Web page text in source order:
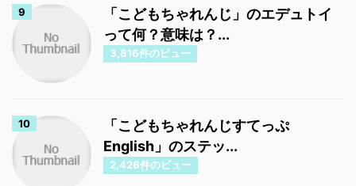
「こどもちゃれんじ」のエデュトイ
って何？意味は？...
3,816件のビュー
「こどもちゃれんじすてっぷ
English」のステッ...
2,426件のビュー